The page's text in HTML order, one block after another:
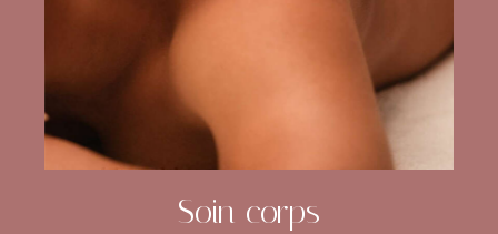
Soin corps